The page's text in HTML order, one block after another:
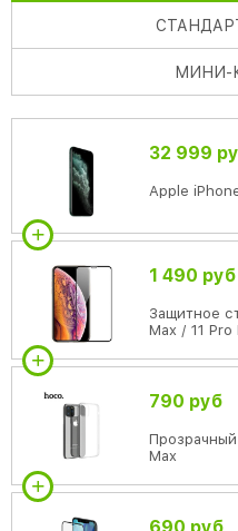
МИНИ-
32 999
Apple
1 490 руб
Защитное
Max / 11 Pro
790 руб
Прозрачный
Max